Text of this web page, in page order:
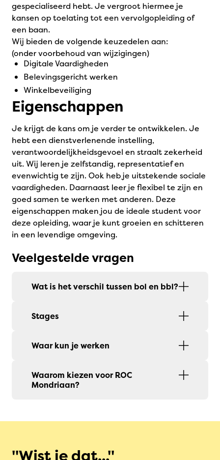
gespecialiseerd hebt. Je vergroot hiermee je
kansen op toelating tot een vervolgopleiding of
een baan.
Wij bieden de volgende keuzedelen aan:
(onder voorbehoud van wijzigingen)
Digitale Vaardigheden
Belevingsgericht werken
Winkelbeveiliging
Eigenschappen
Je krijgt de kans om je verder te ontwikkelen. Je
hebt een dienstverlenende instelling,
verantwoordelijkheidsgevoel en straalt zekerheid
uit. Wij leren je zelfstandig, representatief en
evenwichtig te zijn. Ook heb je uitstekende sociale
vaardigheden. Daarnaast leer je flexibel te zijn en
goed samen te werken met anderen. Deze
eigenschappen maken jou de ideale student voor
deze opleiding, waar je kunt groeien en schitteren
in een levendige omgeving.
Veelgestelde vragen
Wat is het verschil tussen bol en bbl?
Stages
Waar kun je werken
Waarom kiezen voor ROC
Mondriaan?
Wist je dat...